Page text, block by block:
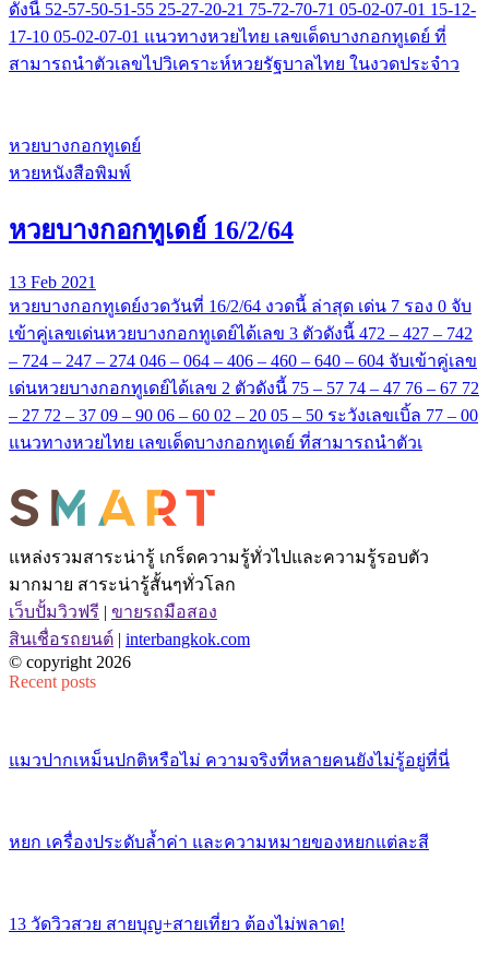
ดังนี้ 52-57-50-51-55 25-27-20-21 75-72-70-71 05-02-07-01 15-12-
17-10 05-02-07-01 แนวทางหวยไทย เลขเด็ดบางกอกทูเดย์ ที่
สามารถนำตัวเลขไปวิเคราะห์หวยรัฐบาลไทย ในงวดประจำว
หวยบางกอกทูเดย์
หวยหนังสือพิมพ์
หวยบางกอกทูเดย์ 16/2/64
13 Feb 2021
หวยบางกอกทูเดย์งวดวันที่ 16/2/64 งวดนี้ ล่าสุด เด่น 7 รอง 0 จับ
เข้าคู่เลขเด่นหวยบางกอกทูเดย์ได้เลข 3 ตัวดังนี้ 472 – 427 – 742
– 724 – 247 – 274 046 – 064 – 406 – 460 – 640 – 604 จับเข้าคู่เลข
เด่นหวยบางกอกทูเดย์ได้เลข 2 ตัวดังนี้ 75 – 57 74 – 47 76 – 67 72
– 27 72 – 37 09 – 90 06 – 60 02 – 20 05 – 50 ระวังเลขเบิ้ล 77 – 00
แนวทางหวยไทย เลขเด็ดบางกอกทูเดย์ ที่สามารถนำตัวเ
แหล่งรวมสาระน่ารู้ เกร็ดความรู้ทั่วไปและความรู้รอบตัว
มากมาย สาระน่ารู้สั้นๆทั่วโลก
เว็บปั้มวิวฟรี | ขายรถมือสอง
สินเชื่อรถยนต์ | interbangkok.com
© copyright 2026
Recent posts
แมวปากเหม็นปกติหรือไม่ ความจริงที่หลายคนยังไม่รู้อยู่ที่นี่
หยก เครื่องประดับล้ำค่า และความหมายของหยกแต่ละสี
13 วัดวิวสวย สายบุญ+สายเที่ยว ต้องไม่พลาด!